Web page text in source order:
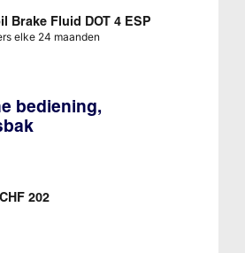
Brake Fluid DOT 4 ESP
elke 24 maanden
bediening,
202